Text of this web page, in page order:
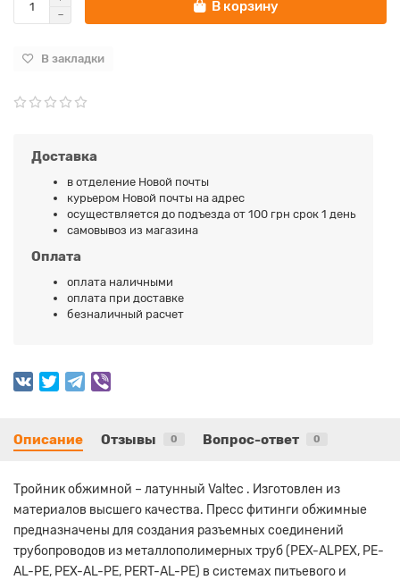
В корзину
В закладки
Доставка
в отделение Новой почты
курьером Новой почты на адрес
осуществляется до подъезда от 100 грн срок 1 день
самовывоз из магазина
Оплата
оплата наличными
оплата при доставке
безналичный расчет
Описание Отзывы 0 Вопрос-ответ 0
Тройник обжимной – латунный Valtec . Изготовлен из
материалов высшего качества. Пресс фитинги обжимные
предназначены для создания разъемных соединений
трубопроводов из металлополимерных труб (PEX-ALPEX, PE-
AL-PE, PEX-AL-PE, PERT-AL-PE) в системах питьевого и